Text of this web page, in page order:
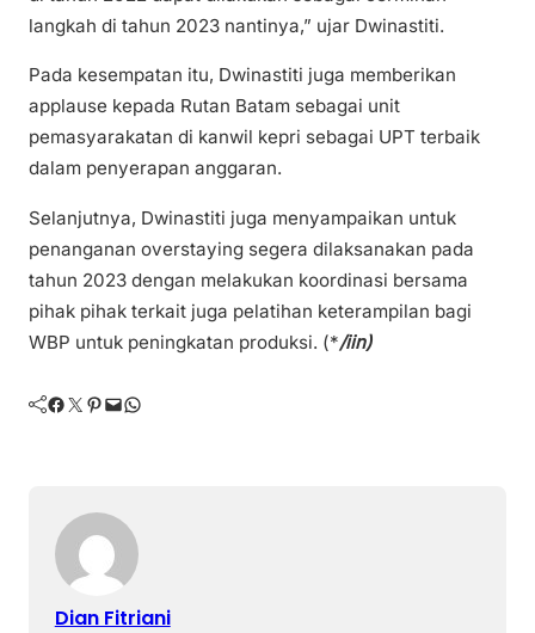
langkah di tahun 2023 nantinya,” ujar Dwinastiti.
Pada kesempatan itu, Dwinastiti juga memberikan
applause kepada Rutan Batam sebagai unit
pemasyarakatan di kanwil kepri sebagai UPT terbaik
dalam penyerapan anggaran.
Selanjutnya, Dwinastiti juga menyampaikan untuk
penanganan overstaying segera dilaksanakan pada
tahun 2023 dengan melakukan koordinasi bersama
pihak pihak terkait juga pelatihan keterampilan bagi
WBP untuk peningkatan produksi. (*/iin)
Facebook Twitter Pinterest Mail WhatsApp
Dian Fitriani